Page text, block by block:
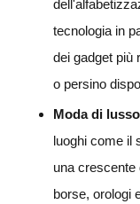
tecnologia in
dei gadget più
o persino
Moda di lusso
luoghi come il
una crescente
borse, orologi